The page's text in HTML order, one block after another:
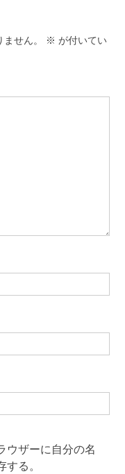
せん。 ※ が付いてい
ウザーに自分の名
る。